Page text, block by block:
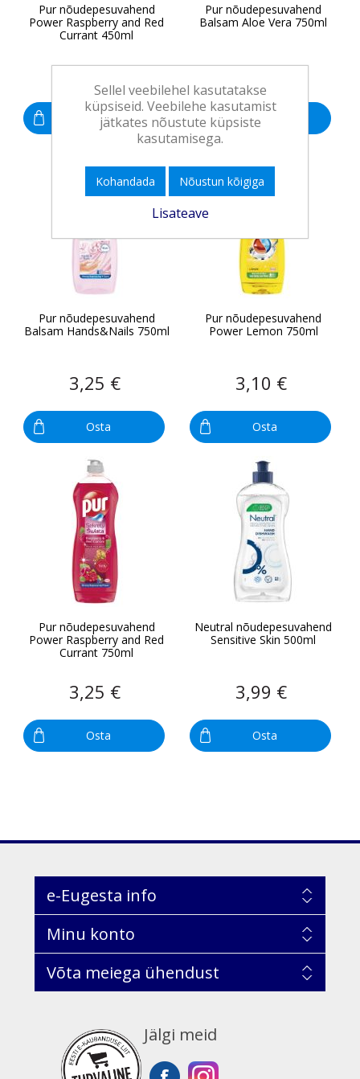
Pur nõudepesuvahend
Power Raspberry and Red
Currant 450ml
2,08 €
Osta
Pur nõudepesuvahend
Balsam Aloe Vera 750ml
3,25 €
Osta
Pur nõudepesuvahend
Balsam Hands&Nails 750ml
3,25 €
Osta
Pur nõudepesuvahend
Power Lemon 750ml
3,10 €
Osta
Pur nõudepesuvahend
Power Raspberry and Red
Currant 750ml
3,25 €
Osta
Neutral nõudepesuvahend
Sensitive Skin 500ml
3,99 €
Osta
e-Eugesta info
Minu konto
Võta meiega ühendust
Jälgi meid
Sellel veebilehel kasutatakse
küpsiseid. Veebilehe kasutamist
jätkates nõustute küpsiste
kasutamisega.
Kohandada Nõustun kõigiga
Lisateave